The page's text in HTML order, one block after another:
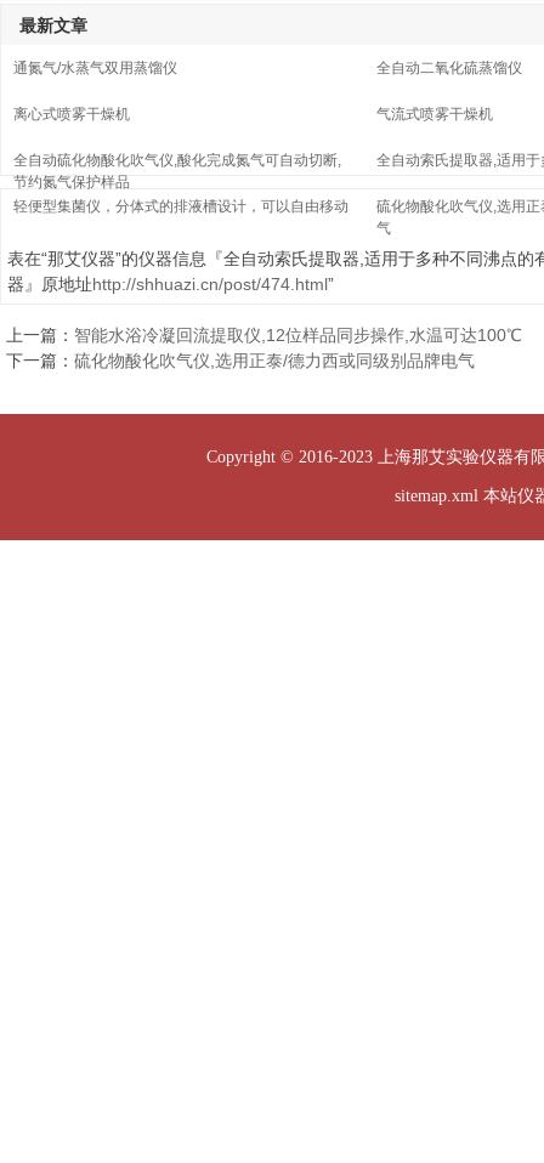
最新文章
通氮气/水蒸气双用蒸馏仪 全自动二氧化硫蒸馏仪
离心式喷雾干燥机 气流式喷雾干燥机
全自动硫化物酸化吹气仪,酸化完成氮气可自动切断,
节约氮气保护样品
全自动索氏提取器,适用
轻便型集菌仪，分体式的排液槽设计，可以自由移动
硫化物酸化吹气仪,选用
气
表在“那艾仪器”的仪器信息『全自动索氏提取器,适用于多种不同沸点的
器』原地址http://shhuazi.cn/post/474.html”
上一篇： 智能水浴冷凝回流提取仪,12位样品同步操作,水温可达100℃
下一篇： 硫化物酸化吹气仪,选用正泰/德力西或同级别品牌电气
Copyright © 2016-2023 上海那艾实验仪器有
sitemap.xml本站仪